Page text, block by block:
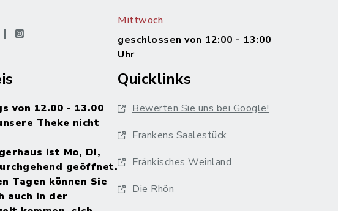
instagram
Mittwoch
geschlossen von 12:00 - 13:00
Uhr
von 12.00 - 13.00
Theke nicht
ist Mo, Di,
geöffnet.
Tagen können Sie
auch in der
Quicklinks
Bewerten Sie uns bei Google!
Frankens Saalestück
Fränkisches Weinland
Die Rhön